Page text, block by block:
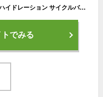
ランニングバッグ サイクリングバッグ ハイドレーション サイクルバッグ 軽量 ジョギング トレラン 超軽量 ユニセックス バッグ メンズ レディース バックパック リュック アウトドア マラソン 大容量 カジュアル 給水ポケット付き 撥水加工 旅行 登山 aaa
でみる